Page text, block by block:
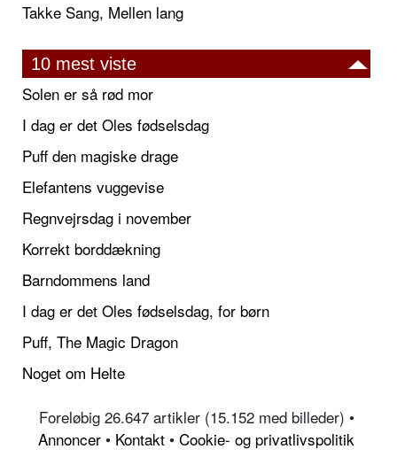
Takke Sang, Mellen lang
10 mest viste
Solen er så rød mor
I dag er det Oles fødselsdag
Puff den magiske drage
Elefantens vuggevise
Regnvejrsdag i november
Korrekt borddækning
Barndommens land
I dag er det Oles fødselsdag, for børn
Puff, The Magic Dragon
Noget om Helte
Foreløbig 26.647 artikler (15.152 med billeder) •
Annoncer • Kontakt • Cookie- og privatlivspolitik